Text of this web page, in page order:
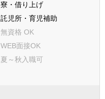
寮・借り上げ
託児所・育児補助
無資格 OK
WEB面接OK
夏～秋入職可